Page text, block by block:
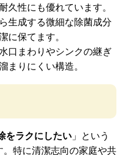
久性にも優れています。
生成する微細な除菌成分
に保てます。
水口まわりやシンクの継ぎ
まりにくい構造。
をラクにしたい」という
特に清潔志向の家庭や共